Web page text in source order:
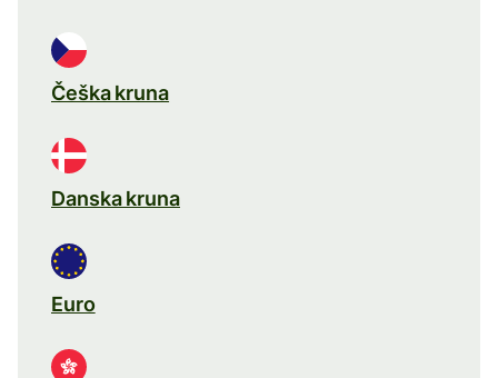
Češka kruna
Danska kruna
Euro